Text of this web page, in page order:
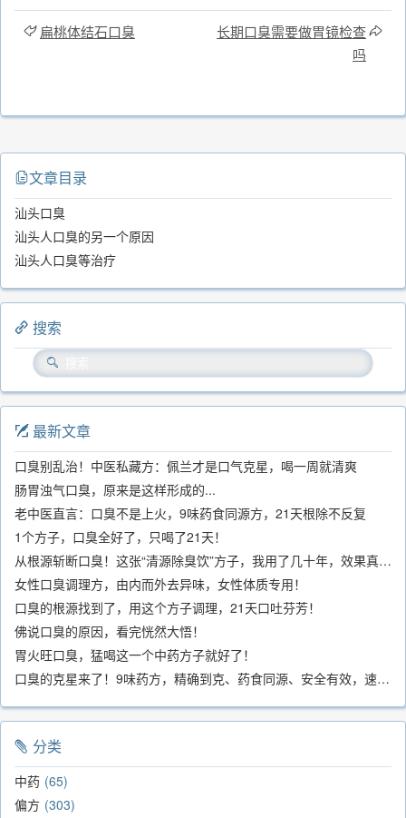
扁桃体结石口臭
长期口臭需要做胃镜检查
吗
文章目录
汕头口臭
汕头人口臭的另一个原因
汕头人口臭等治疗
搜索
最新文章
口臭别乱治！中医私藏方：佩兰才是口气克星，喝一周就清爽
肠胃浊气口臭，原来是这样形成的...
老中医直言：口臭不是上火，9味药食同源方，21天根除不反复
1个方子，口臭全好了，只喝了21天！
从根源斩断口臭！这张“清源除臭饮”方子，我用了几十年，效果真不错
女性口臭调理方，由内而外去异味，女性体质专用！
口臭的根源找到了，用这个方子调理，21天口吐芬芳！
佛说口臭的原因，看完恍然大悟！
胃火旺口臭，猛喝这一个中药方子就好了！
口臭的克星来了！9味药方，精确到克、药食同源、安全有效，速看！
分类
中药 65
偏方 303